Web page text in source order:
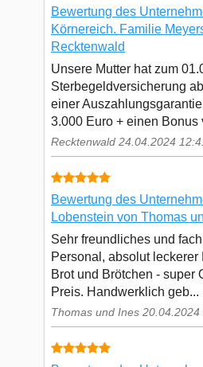
Bewertung des
Körnereich. Familie
Recktenwald
Unsere Mutter hat zum
Sterbegeldversicherung
einer
3.000 Euro + einen Bonus
Recktenwald 24.04.2024
Bewertung des
Lobenstein von Thomas
Sehr freundliches und
Personal, absolut leckerer
Brot und Brötchen - super
Preis. Handwerklich geb...
Thomas und Ines 20.04.2024